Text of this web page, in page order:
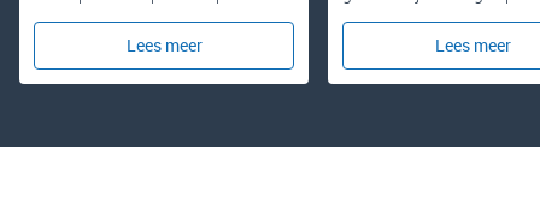
Lees meer Lees meer